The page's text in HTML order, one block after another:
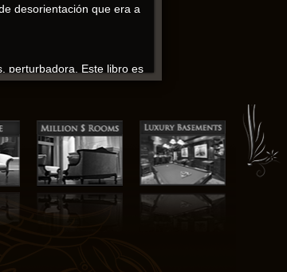
desorientación que era a
perturbadora. Este libro es
atmósfera de misterio y
donde lo imposible parece
Magdalena históricos
la narrativa puede evocar